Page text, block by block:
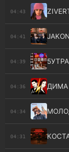
04:43
04:41
04:39
04:36 ДИМА
04:34
04:31